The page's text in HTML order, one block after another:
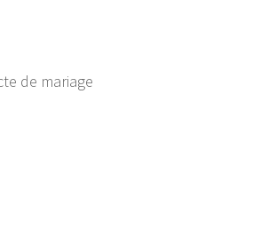
de mariage